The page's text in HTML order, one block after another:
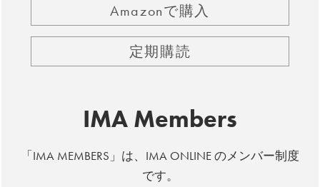
Amazonで購入
定期購読
IMA Members
「IMA MEMBERS」は、IMA ONLINE のメンバー制度
です。